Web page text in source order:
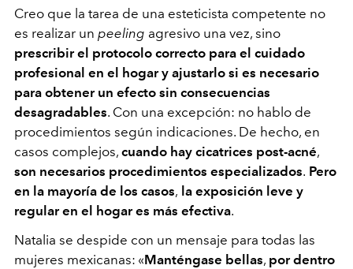
Creo que la tarea de una esteticista competente no
es realizar un peeling agresivo una vez, sino
prescribir el protocolo correcto para el cuidado
profesional en el hogar y ajustarlo si es necesario
para obtener un efecto sin consecuencias
desagradables. Con una excepción: no hablo de
procedimientos según indicaciones. De hecho, en
casos complejos, cuando hay cicatrices post-acné,
son necesarios procedimientos especializados. Pero
en la mayoría de los casos, la exposición leve y
regular en el hogar es más efectiva.
Natalia se despide con un mensaje para todas las
mujeres mexicanas: «Manténgase bellas, por dentro